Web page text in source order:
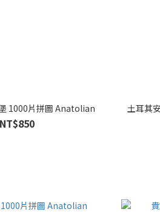
1000片拼圖 Anatolian
NT$850
土耳其